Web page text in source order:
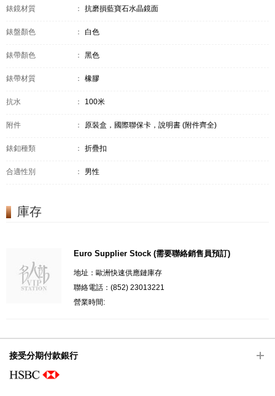
錶鏡材質 ： 抗磨損藍寶石水晶鏡面
錶盤顏色 ： 白色
錶帶顏色 ： 黑色
錶帶材質 ： 橡膠
抗水 ： 100米
附件 ： 原裝盒，國際聯保卡，說明書 (附件齊全)
錶釦種類 ： 折疊扣
合適性別 ： 男性
庫存
Euro Supplier Stock (需要聯絡銷售員預訂)
地址：歐洲快速供應鏈庫存
聯絡電話：(852) 23013221
營業時間:
接受分期付款銀行